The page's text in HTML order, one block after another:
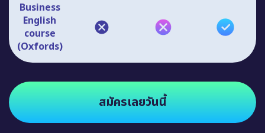
Business
English
course
(Oxfords)
สมัครเลยวันนี้